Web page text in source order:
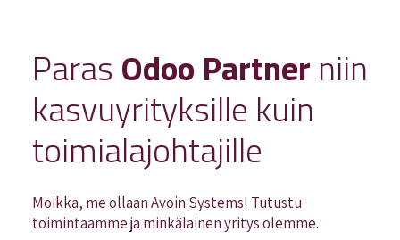
Paras Odoo Partner niin
kasvuyrityksille kuin
toimialajohtajille
Moikka, me ollaan Avoin.Systems! Tutustu
toimintaamme ja minkälainen yritys olemme.